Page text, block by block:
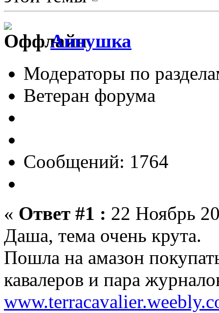
Аннушка
Модераторы по
Ветеран форума
Сообщений: 1764
« Ответ #1 : 22 Ноябрь
Даша, тема очень крута.
Пошла на амазон
кавалеров и пара